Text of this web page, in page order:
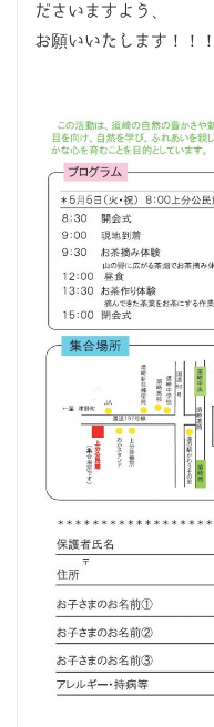
ださいますよう、
お願いいたします！！！